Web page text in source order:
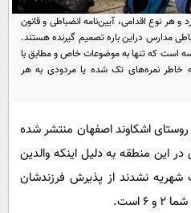
سلاح ورزش
سرگرمی
گوناگون
حوادث
زیست
ها و دیدنی ها
کوتاه
پیامک
دانلود
زبان
هر نوع اقدامی، آیین‌نامه انضباطی و قانون
مدارس دراین باره تصمیم گیرنده هستند.
است که تنها به موضوعات خاص و مطابق با
به خاطر نمره‌های تک شده یا مردودی به هر
اشکاوند اصفهان منتشر شده
این منطقه به دلیل اینکه والدین
نشدند از پذیرش فرزندشان
است.